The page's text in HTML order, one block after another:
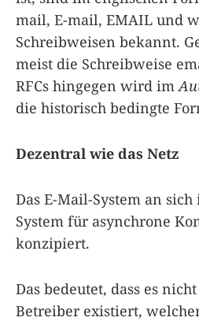
mail, E-mail, EMAIL und
Schreibweisen bekannt.
meist die Schreibweise
RFCs hingegen wird im
die historisch bedingte
Dezentral wie das Netz
Das E-Mail-System an
System für asynchrone
konzipiert.
Das bedeutet, dass es
Betreiber existiert,